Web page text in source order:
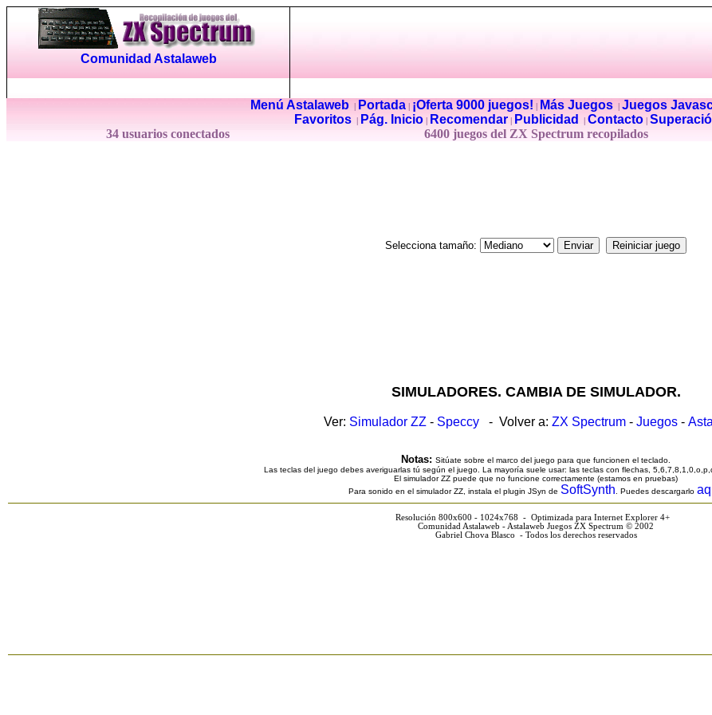
Comunidad Astalaweb
Menú Astalaweb| Portada| ¡Oferta 9000 juegos! Más Juegos| Juegos
Favoritos
Pág. Inicio Recomendar Publicidad Contacto
34 usuarios conectados
6400 juegos del ZX Spectrum recopilados
Selecciona tamaño:
SIMULADORES. CAMBIA DE SIMULADOR.
Ver: Simulador ZZ - Speccy - Volver a: ZX Spectrum - Juegos -
Notas: Sitúate sobre el marco del juego para que funcionen el teclado.
Las teclas del juego debes averiguarlas tú según el juego. La mayoría suele usar: las teclas con flechas,
El simulador ZZ puede que no funcione correctamente (estamos en pruebas)
Para sonido en el simulador ZZ, instala el plugin JSyn de SoftSynth . Puedes descargarlo
Resolución 800x600 - 1024x768 - Optimizada para Internet Explorer 4+
Comunidad Astalaweb - Astalaweb Juegos ZX Spectrum © 2002
Gabriel Chova Blasco - Todos los derechos reservados